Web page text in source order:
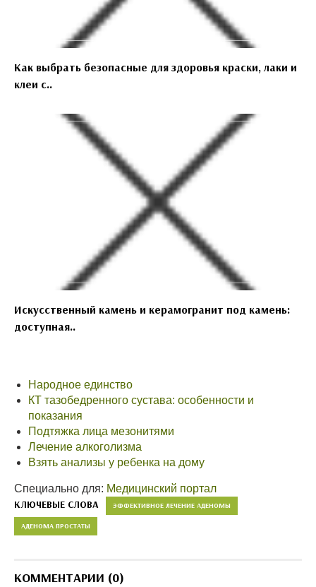
Как выбрать безопасные для здоровья краски, лаки и
клеи с..
Искусственный камень и керамогранит под камень:
доступная..
Народное единство
КТ тазобедренного сустава: особенности и
показания
Подтяжка лица мезонитями
Лечение алкоголизма
Взять анализы у ребенка на дому
Специально для: Медицинский портал
КЛЮЧЕВЫЕ СЛОВА ЭФФЕКТИВНОЕ ЛЕЧЕНИЕ АДЕНОМЫ
АДЕНОМА ПРОСТАТЫ
КОММЕНТАРИИ (0)